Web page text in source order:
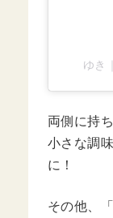
ゆき
両側に持
小さな調
に！
その他、